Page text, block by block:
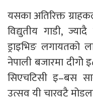
यसका अतिरिक्त
विद्युतीय गाडी,
ड्राइभिङ लगायतको
नेपाली बजारमा
सिएचटिसी इ–बस
उत्सव यी चारवटै